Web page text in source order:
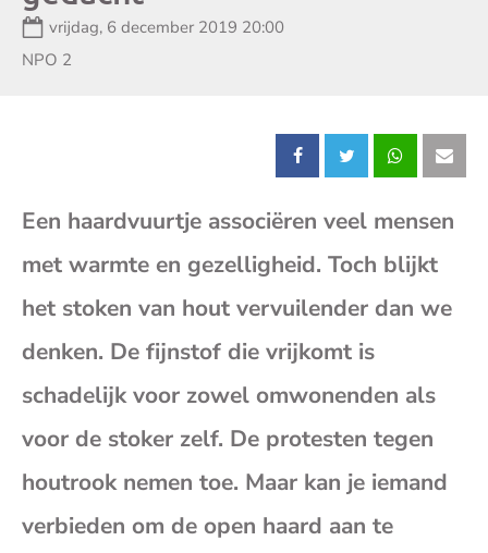
Datum:
vrijdag, 6 december 2019 20:00
Zender:
NPO 2
Deel
dit
bericht
op
Facebook
Deel
dit
bericht
op
X
Deel
dit
bericht
dit
Een haardvuurtje associëren veel mensen
met warmte en gezelligheid. Toch blijkt
het stoken van hout vervuilender dan we
denken. De fijnstof die vrijkomt is
schadelijk voor zowel omwonenden als
voor de stoker zelf. De protesten tegen
houtrook nemen toe. Maar kan je iemand
verbieden om de open haard aan te